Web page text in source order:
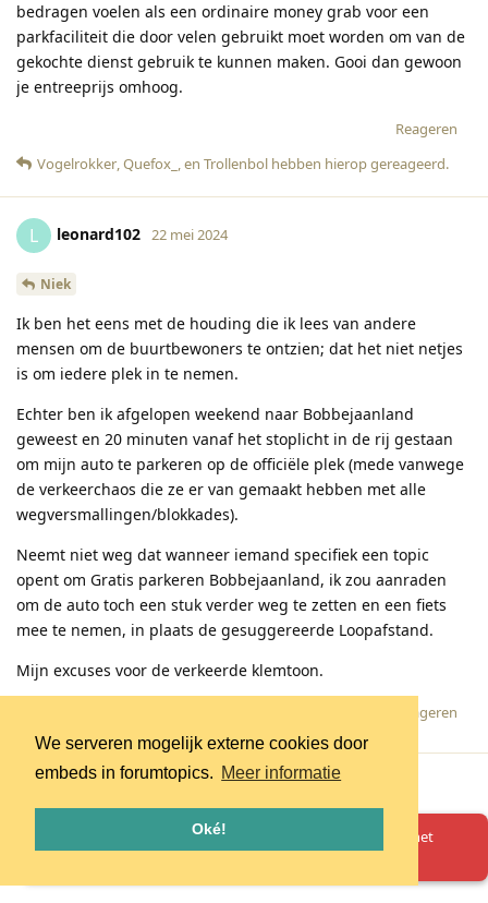
We serveren mogelijk externe cookies door
embeds in forumtopics. Meer informatie
Oké!
bedragen voelen als een ordinaire money grab voor een
parkfaciliteit die door velen gebruikt moet worden om van de
gekochte dienst gebruik te kunnen maken. Gooi dan gewoon
je entreeprijs omhoog.
Reageren
Vogelrokker,Quefox_ , en Trollenbol hebben hierop gereageerd.
L leonard102 22 mei 2024
Niek
Ik ben het eens met de houding die ik lees van andere
mensen om de buurtbewoners te ontzien; dat het niet netjes
is om iedere plek in te nemen.
Echter ben ik afgelopen weekend naar Bobbejaanland
geweest en 20 minuten vanaf het stoplicht in de rij gestaan
om mijn auto te parkeren op de officiële plek (mede vanwege
de verkeerchaos die ze er van gemaakt hebben met alle
wegversmallingen/blokkades).
Neemt niet weg dat wanneer iemand specifiek een topic
opent om Gratis parkeren Bobbejaanland, ik zou aanraden
om de auto toch een stuk verder weg te zetten en een fiets
mee te nemen, in plaats de gesuggereerde Loopafstand.
Mijn excuses voor de verkeerde klemtoon.
Reageren
Meer laden
Oeps! Er is iets misgegaan. Herlaad de pagina en probeer het
opnieuw.